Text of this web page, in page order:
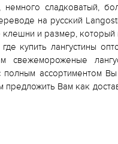
немного сладковатый,
на русский
и размер, который
купить лангустины
свежемороженые
полным ассортиментом
Вам как